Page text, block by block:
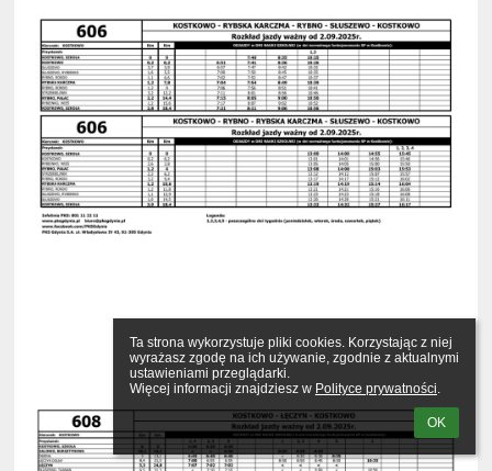
Ta strona wykorzystuje pliki cookies. Korzystając z niej
wyrażasz zgodę na ich używanie, zgodnie z aktualnymi
ustawieniami przeglądarki.
Więcej informacji znajdziesz w Polityce prywatności.
OK